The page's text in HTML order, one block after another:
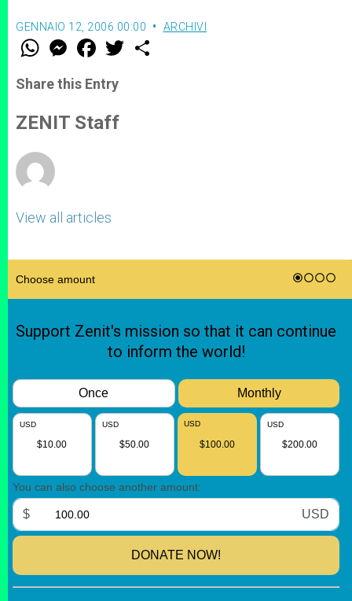
GENNAIO 12, 2006 00:00 ARCHIVI
W
t
s
p
p
M
e
s
e
g
e
F
a
e
b
o
k
w
Share this Entry
ZENIT Staff
View all articles